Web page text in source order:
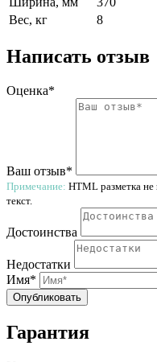
Вес, кг
8
Написать отзыв
Оценка*
Ваш отзыв*
Примечание: HTML разметка
текст.
Достоинства
Недостатки
Имя*
Опубликовать
Гарантия